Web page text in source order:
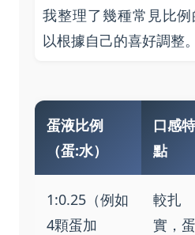
我整理了幾種常見比
以根據自己的喜好調整。
蛋液比例
（蛋:水）
口感特
點
1:0.25（例如
4顆蛋加
較扎
實，蛋